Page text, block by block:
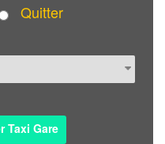
Quitter
Taxi Gare